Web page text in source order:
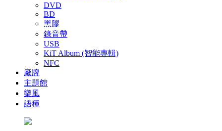
DVD
BD
黑膠
錄音帶
USB
KiT Album (智能專輯)
NFC
廠牌
主題館
樂風
語種